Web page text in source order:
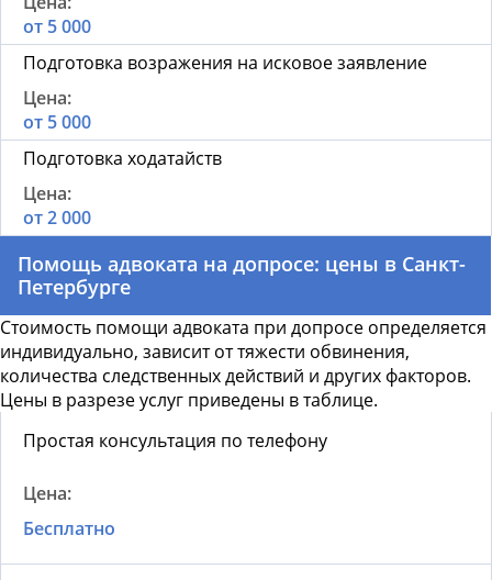
от 5 000
Подготовка возражения на исковое заявление
от 5 000
Подготовка ходатайств
от 2 000
Помощь адвоката на допросе: цены в Санкт-
Петербурге
Стоимость помощи адвоката при допросе определяется
индивидуально, зависит от тяжести обвинения,
количества следственных действий и других факторов.
Цены в разрезе услуг приведены в таблице.
Простая консультация по телефону
Бесплатно